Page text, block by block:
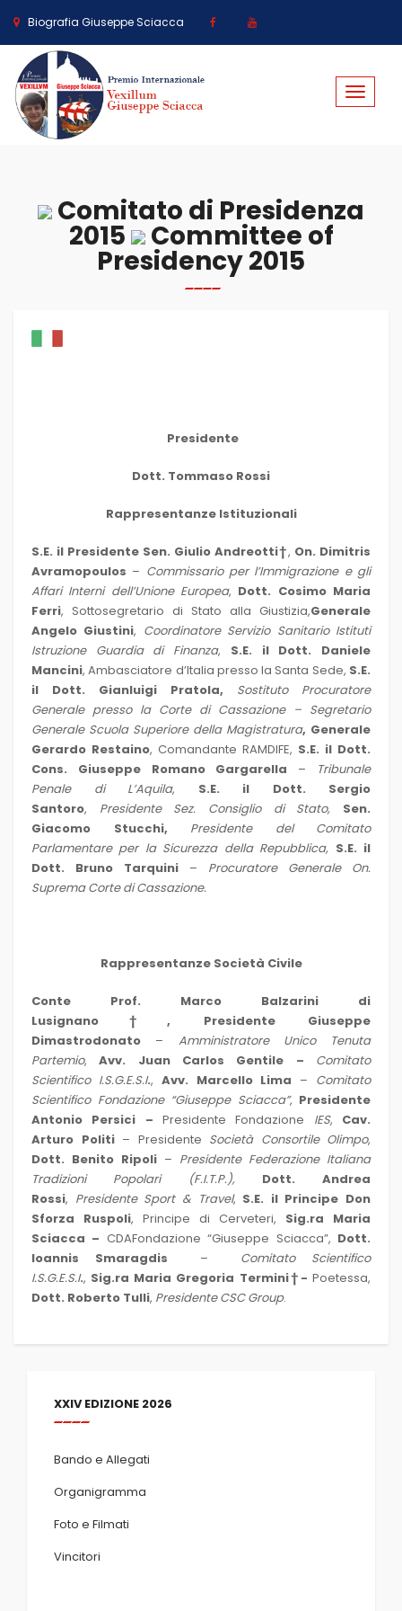
Biografia Giuseppe Sciacca
Toggle
Comitato di Presidenza
2015 Committee of
Presidency 2015
Presidente
Dott. Tommaso Rossi
Rappresentanze Istituzionali
S.E. il Presidente Sen. Giulio Andreotti†, On. Dimitris
Avramopoulos – Commissario per l’Immigrazione e gli
Affari Interni dell’Unione Europea, Dott. Cosimo Maria
Ferri, Sottosegretario di Stato alla Giustizia,Generale
Angelo Giustini, Coordinatore Servizio Sanitario Istituti
Istruzione Guardia di Finanza, S.E. il Dott. Daniele
Mancini, Ambasciatore d’Italia presso la Santa Sede, S.E.
il Dott. Gianluigi Pratola, Sostituto Procuratore
Generale presso la Corte di Cassazione – Segretario
Generale Scuola Superiore della Magistratura, Generale
Gerardo Restaino, Comandante RAMDIFE, S.E. il Dott.
Cons. Giuseppe Romano Gargarella –
Tribunale
Penale di L’Aquila, S.E. il Dott. Sergio
Santoro, Presidente Sez. Consiglio di Stato, Sen.
Giacomo Stucchi, Presidente del Comitato
Parlamentare per la Sicurezza della Repubblica, S.E. il
Dott. Bruno Tarquini – Procuratore Generale On.
Suprema Corte di Cassazione.
Rappresentanze Società Civile
Conte Prof. Marco Balzarini di
Lusignano† , Presidente Giuseppe
Dimastrodonato – Amministratore Unico Tenuta
Partemio,Avv. Juan Carlos Gentile – Comitato
Scientifico I.S.G.E.S.I., Avv. Marcello Lima – Comitato
Scientifico Fondazione “Giuseppe Sciacca”, Presidente
Antonio Persici – Presidente Fondazione IES, Cav.
Arturo Politi– Presidente Società Consortile Olimpo,
Dott. Benito Ripoli – Presidente Federazione Italiana
Tradizioni Popolari (F.I.T.P.),
Dott. Andrea
Rossi, Presidente Sport & Travel, S.E. il Principe Don
Sforza Ruspoli, Principe di Cerveteri, Sig.ra Maria
Sciacca – CDAFondazione “Giuseppe Sciacca”, Dott.
Ioannis Smaragdis –
Comitato Scientifico
I.S.G.E.S.I., Sig.ra Maria Gregoria Termini†-Poetessa,
Dott. Roberto Tulli, Presidente CSC Group.
XXIV EDIZIONE 2026
Bando e Allegati
Organigramma
Foto e Filmati
Vincitori